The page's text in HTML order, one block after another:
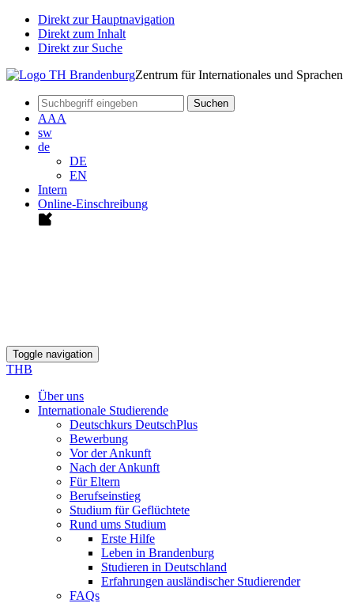
Direkt zur Hauptnavigation
Direkt zum Inhalt
Direkt zur Suche
Suchen
AAA
sw
de
DE
EN
Intern
Online-Einschreibung
Zentrum für Internationales und Sprachen
Toggle navigation
THB
Über uns
Internationale Studierende
Deutschkurs DeutschPlus
Bewerbung
Vor der Ankunft
Nach der Ankunft
Für Eltern
Berufseinstieg
Studium für Geflüchtete
Rund ums Studium
Erste Hilfe
Leben in Brandenburg
Studieren in Deutschland
Erfahrungen ausländischer Studierender
FAQs